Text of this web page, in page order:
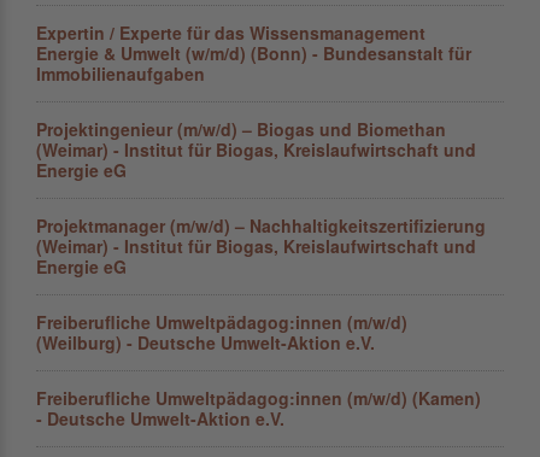
Expertin / Experte für das Wissens­management
Energie & Umwelt (w/m/d) (Bonn) - Bundesanstalt für
Immobilienaufgaben
Projektingenieur (m/w/d) – Biogas und Biomethan
(Weimar) - Institut für Biogas, Kreislaufwirtschaft und
Energie eG
Projektmanager (m/w/d) – Nachhaltigkeitszertifizierung
(Weimar) - Institut für Biogas, Kreislaufwirtschaft und
Energie eG
Freiberufliche Umweltpädagog:innen (m/w/d)
(Weilburg) - Deutsche Umwelt-Aktion e.V.
Freiberufliche Umweltpädagog:innen (m/w/d) (Kamen)
- Deutsche Umwelt-Aktion e.V.